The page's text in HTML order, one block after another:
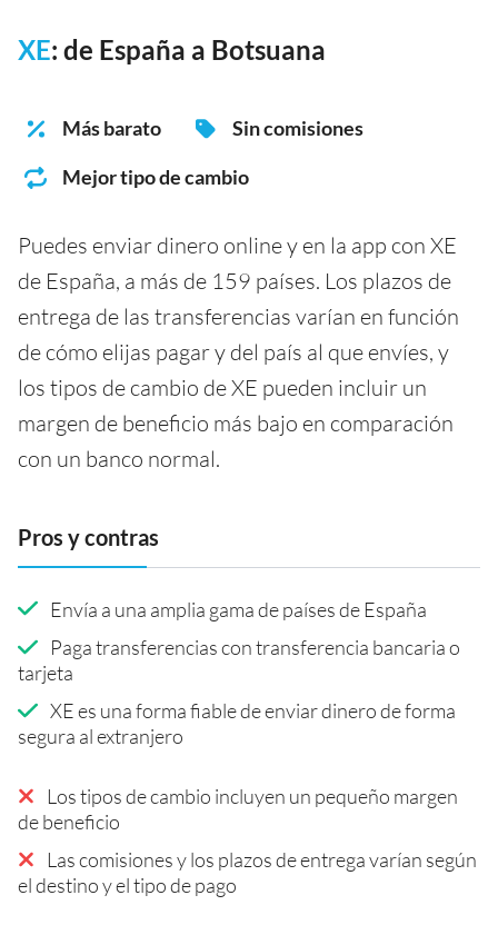
XE: de España a Botsuana
Más barato
Sin comisiones
Mejor tipo de cambio
Puedes enviar dinero online y en la app con XE
de España, a más de 159 países. Los plazos de
entrega de las transferencias varían en función
de cómo elijas pagar y del país al que envíes, y
los tipos de cambio de XE pueden incluir un
margen de beneficio más bajo en comparación
con un banco normal.
Pros y contras
Envía a una amplia gama de países de España
Paga transferencias con transferencia bancaria o
tarjeta
XE es una forma fiable de enviar dinero de forma
segura al extranjero
Los tipos de cambio incluyen un pequeño margen
de beneficio
Las comisiones y los plazos de entrega varían según
el destino y el tipo de pago